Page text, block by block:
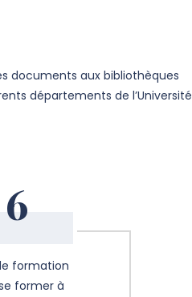
documents aux bibliothèques
départements de l’Université
6
formation
former à